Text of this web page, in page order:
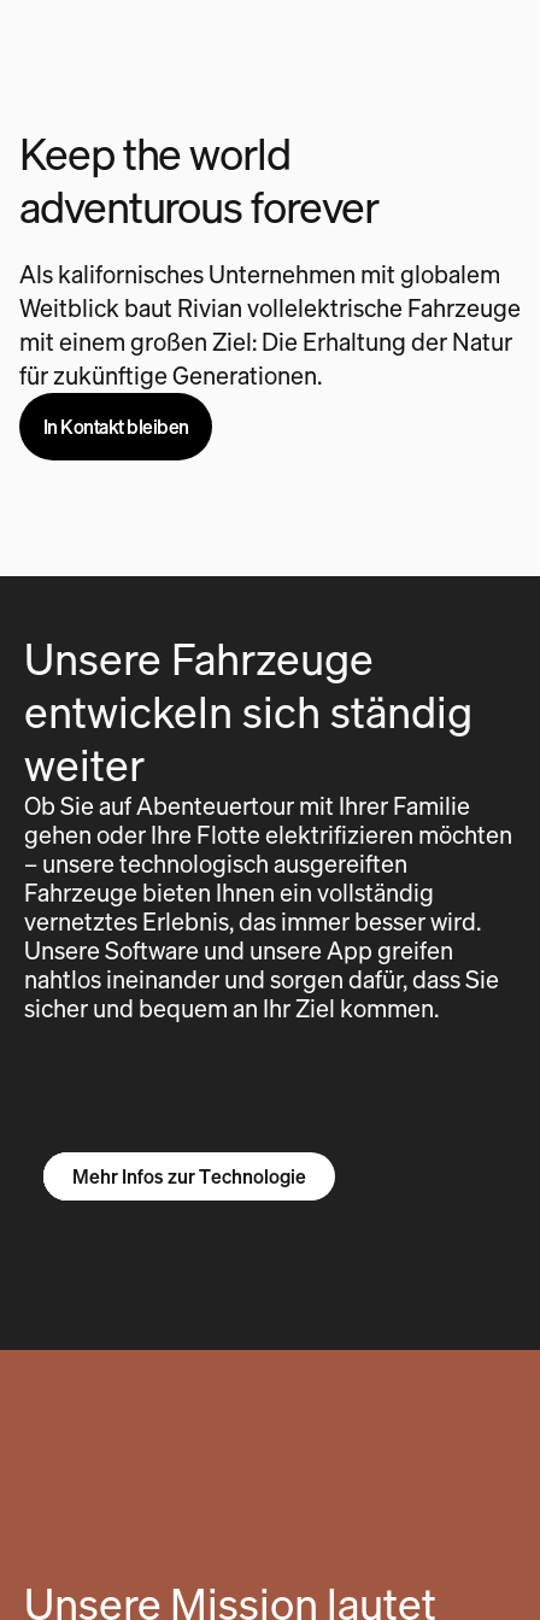
Keep the world
adventurous forever
Als kalifornisches Unternehmen mit globalem
Weitblick baut Rivian vollelektrische Fahrzeuge
mit einem großen Ziel: Die Erhaltung der Natur
für zukünftige Generationen.
In Kontakt bleiben
Unsere Fahrzeuge
entwickeln sich ständig
weiter
Ob Sie auf Abenteuertour mit Ihrer Familie
gehen oder Ihre Flotte elektrifizieren möchten
– unsere technologisch ausgereiften
Fahrzeuge bieten Ihnen ein vollständig
vernetztes Erlebnis, das immer besser wird.
Unsere Software und unsere App greifen
nahtlos ineinander und sorgen dafür, dass Sie
sicher und bequem an Ihr Ziel kommen.
Mehr Infos zum R1S
Mehr Infos zum R1T
Mehr Infos zu Vans
Mehr Infos zur Technologie
Unsere Mission lautet